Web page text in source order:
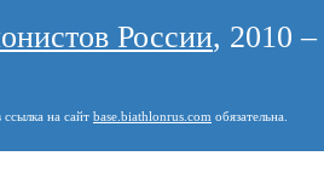
России, 2010
на сайт base.biathlonrus.com обязательна.